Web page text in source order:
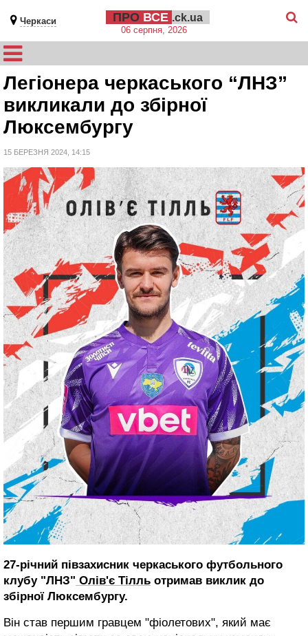
Черкаси ПРО ВСЕ .ck.ua
06 серпня, 2026
Легіонера черкаського “ЛНЗ”
викликали до збірної
Люксембургу
15 БЕРЕЗНЯ 2024, 14:15
27-річний півзахисник черкаського футбольного
клубу "ЛНЗ" Олів'є Тілль отримав виклик до
збірної Люксембургу.
Він став першим гравцем "фіолетових", який має